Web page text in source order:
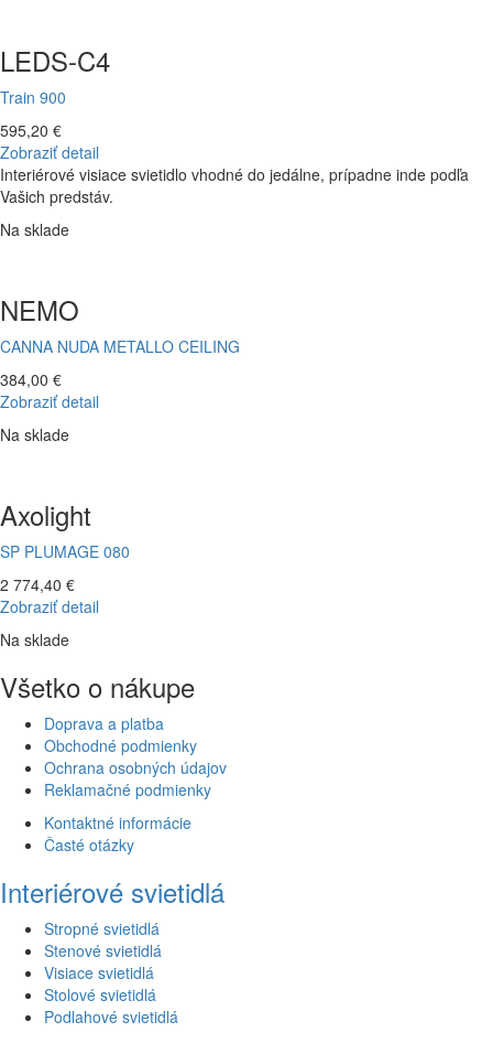
LEDS-C4
Train 900
595,20 €
Zobraziť detail
Interiérové visiace svietidlo vhodné do jedálne, prípadne inde podľa
Vašich predstáv.
Na sklade
NEMO
CANNA NUDA METALLO CEILING
384,00 €
Zobraziť detail
Na sklade
Axolight
SP PLUMAGE 080
2 774,40 €
Zobraziť detail
Na sklade
Všetko o nákupe
Doprava a platba
Obchodné podmienky
Ochrana osobných údajov
Reklamačné podmienky
Kontaktné informácie
Časté otázky
Interiérové svietidlá
Stropné svietidlá
Stenové svietidlá
Visiace svietidlá
Stolové svietidlá
Podlahové svietidlá